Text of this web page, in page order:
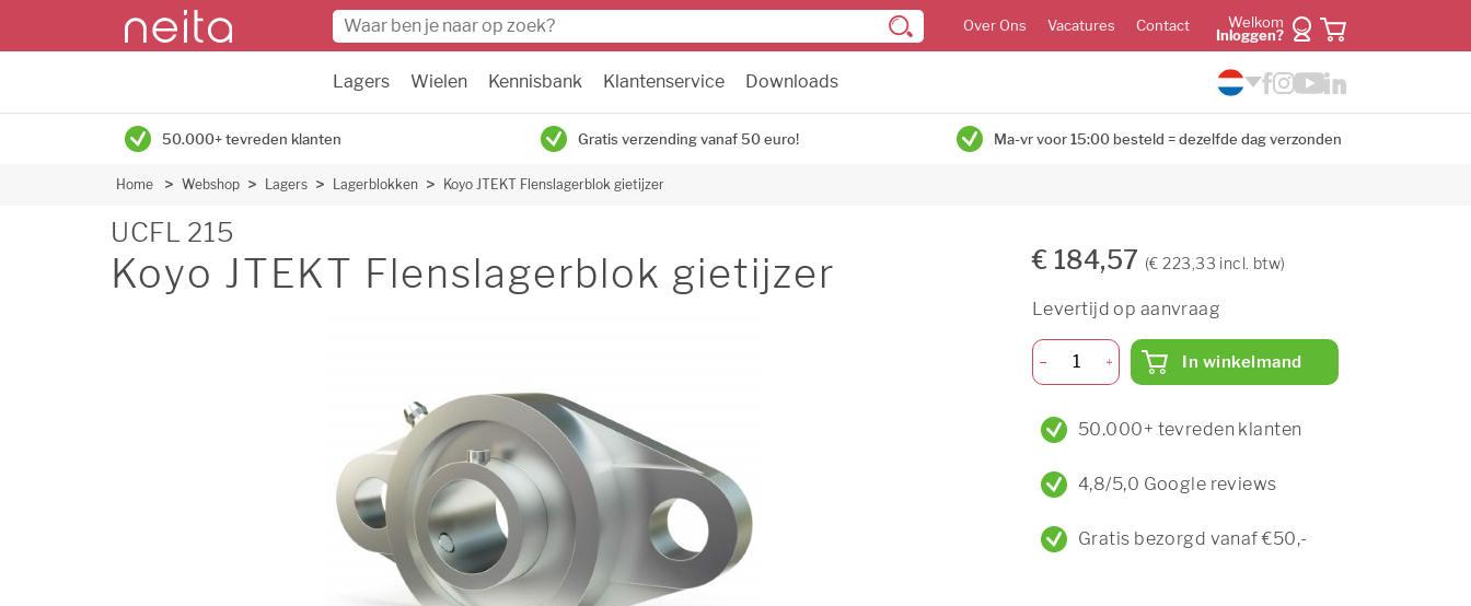
Over Ons Vacatures Contact
Welkom
Inloggen?
Lagers Wielen Kennisbank Klantenservice Downloads
50.000+ tevreden klanten Gratis verzending vanaf 50 euro! Ma-vr voor 15:00 besteld = dezelfde dag verzonden
Home Webshop Lagers Lagerblokken Koyo JTEKT Flenslagerblok gietijzer
UCFL 215
Koyo JTEKT Flenslagerblok gietijzer € 184,57 (€ 223,33 incl. btw)
Levertijd op aanvraag
In winkelmand
50.000+ tevreden klanten
4,8/5,0 Google reviews
Gratis bezorgd vanaf €50,-